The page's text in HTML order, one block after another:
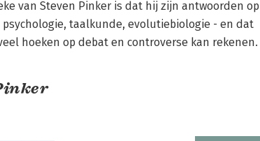
van Steven Pinker is dat hij zijn antwoorden op
taalkunde, evolutiebiologie - en dat
hoeken op debat en controverse kan rekenen.